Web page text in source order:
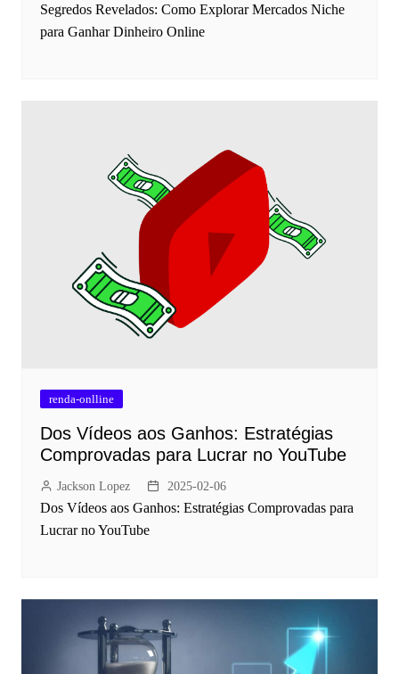
Segredos Revelados: Como Explorar Mercados Niche
para Ganhar Dinheiro Online
renda-onlline
Dos Vídeos aos Ganhos: Estratégias
Comprovadas para Lucrar no YouTube
Jackson Lopez 2025-02-06
Dos Vídeos aos Ganhos: Estratégias Comprovadas para
Lucrar no YouTube